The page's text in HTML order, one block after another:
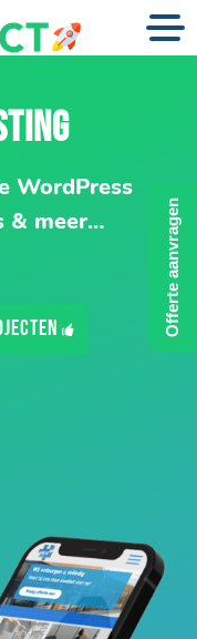
WordPress
& meer…
Offerte aanvragen